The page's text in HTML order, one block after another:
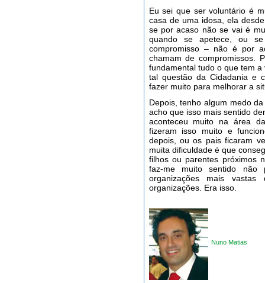
Eu sei que ser voluntário é
casa de uma idosa, ela
se por acaso não se vai é
quando se apetece, ou
compromisso – não é por
chamam de compromissos.
fundamental tudo o que tem
tal questão da Cidadania e
fazer muito para melhorar a
Depois, tenho algum medo
acho que isso mais sentido
aconteceu muito na área
fizeram isso muito e
depois, ou os pais ficaram
muita dificuldade é que
filhos ou parentes próximos
faz-me muito sentido não
organizações mais
organizações. Era isso.
Nuno Matias